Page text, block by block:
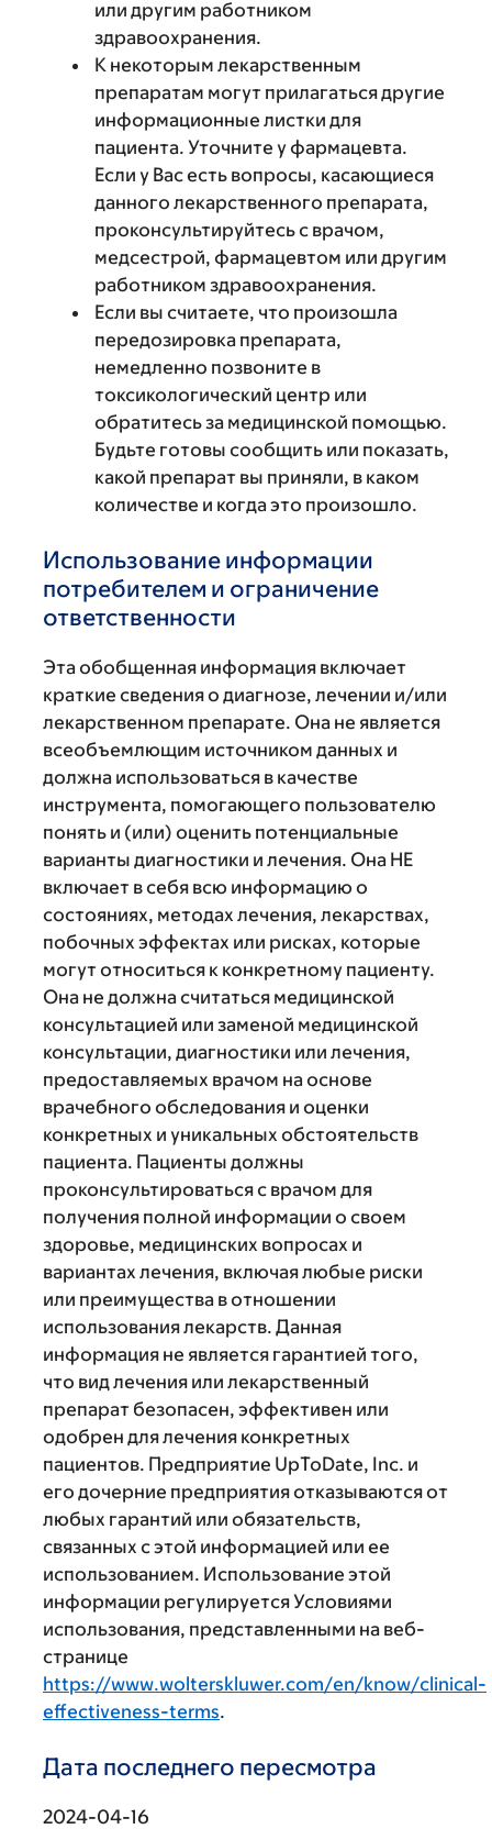
или другим работником
здравоохранения.
К некоторым лекарственным
препаратам могут прилагаться другие
информационные листки для
пациента. Уточните у фармацевта.
Если у Вас есть вопросы, касающиеся
данного лекарственного препарата,
проконсультируйтесь с врачом,
медсестрой, фармацевтом или другим
работником здравоохранения.
Если вы считаете, что произошла
передозировка препарата,
немедленно позвоните в
токсикологический центр или
обратитесь за медицинской помощью.
Будьте готовы сообщить или показать,
какой препарат вы приняли, в каком
количестве и когда это произошло.
Использование информации
потребителем и ограничение
ответственности
Эта обобщенная информация включает
краткие сведения о диагнозе, лечении и/или
лекарственном препарате. Она не является
всеобъемлющим источником данных и
должна использоваться в качестве
инструмента, помогающего пользователю
понять и (или) оценить потенциальные
варианты диагностики и лечения. Она НЕ
включает в себя всю информацию о
состояниях, методах лечения, лекарствах,
побочных эффектах или рисках, которые
могут относиться к конкретному пациенту.
Она не должна считаться медицинской
консультацией или заменой медицинской
консультации, диагностики или лечения,
предоставляемых врачом на основе
врачебного обследования и оценки
конкретных и уникальных обстоятельств
пациента. Пациенты должны
проконсультироваться с врачом для
получения полной информации о своем
здоровье, медицинских вопросах и
вариантах лечения, включая любые риски
или преимущества в отношении
использования лекарств. Данная
информация не является гарантией того,
что вид лечения или лекарственный
препарат безопасен, эффективен или
одобрен для лечения конкретных
пациентов. Предприятие UpToDate, Inc. и
его дочерние предприятия отказываются от
любых гарантий или обязательств,
связанных с этой информацией или ее
использованием. Использование этой
информации регулируется Условиями
использования, представленными на веб-
странице
https://www.wolterskluwer.com/en/know/clinical-
effectiveness-terms.
Дата последнего пересмотра
2024-04-16